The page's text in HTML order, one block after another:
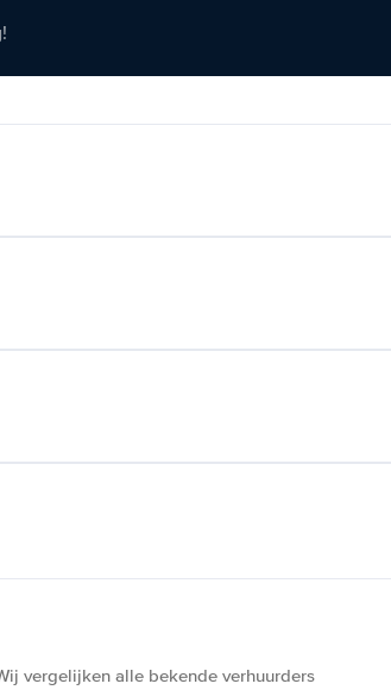
vergelijken alle bekende verhuurders